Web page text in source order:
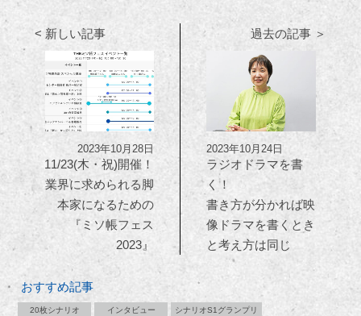
< 新しい記事
2023年10月28日
11/23(木・祝)開催！
業界に求められる脚
本家になるための
『ミソ帳フェス
2023』
過去の記事 ＞
2023年10月24日
ラジオドラマを書
く！
書き方が分かれば映
像ドラマを書くとき
と考え方は同じ
おすすめ記事
20枚シナリオ インタビュー シナリオS1グランプリ